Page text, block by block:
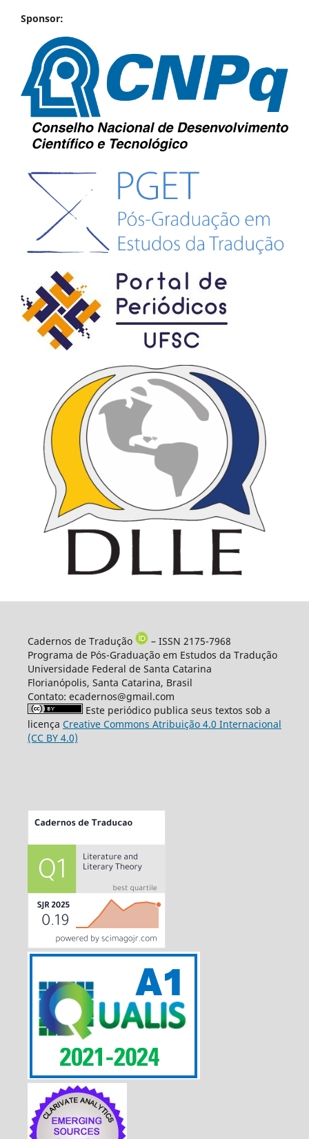
Sponsor:
Cadernos de Tradução
– ISSN 2175-7968
Programa de Pós-Graduação em Estudos da Tradução
Universidade Federal de Santa Catarina
Florianópolis, Santa Catarina, Brasil
Contato: ecadernos@gmail.com
Este periódico publica seus textos sob a
licença Creative Commons Atribuição 4.0 Internacional
(CC BY 4.0)